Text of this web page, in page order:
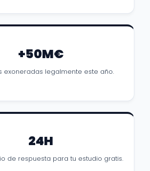
+50M€
exoneradas legalmente este año.
24H
de respuesta para tu estudio gratis.